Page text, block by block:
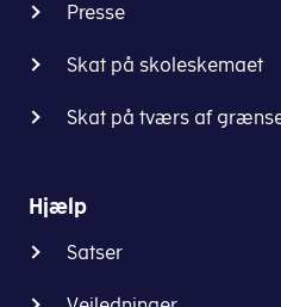
Presse
Skat på skoleskemaet
Skat på tværs af
Hjælp
Satser